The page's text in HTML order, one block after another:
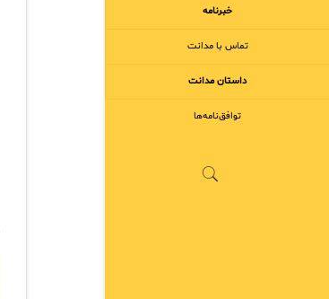
خبرنامه
تماس با مدانت
داستان مدانت
توافق‌نامه‌ها